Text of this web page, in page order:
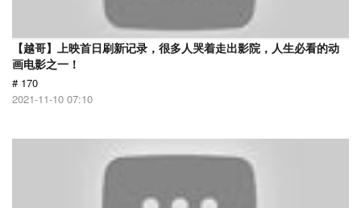
【越哥】上映首日刷新记录，很多人哭着走出影院，人生必看的动
画电影之一！
# 170
2021-11-10 07:10